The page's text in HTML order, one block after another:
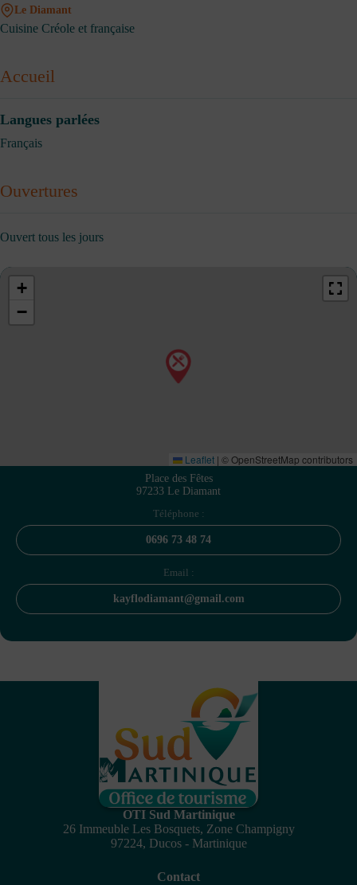
Le Diamant
Cuisine Créole et française
Accueil
Langues parlées
Français
Ouvertures
Ouvert tous les jours
+
−
Leaflet | © OpenStreetMap contributors
Place des Fêtes
97233 Le Diamant
Téléphone :
0696 73 48 74
Email :
kayflodiamant@gmail.com
OTI Sud Martinique
26 Immeuble Les Bosquets, Zone Champigny
97224, Ducos - Martinique
Contact